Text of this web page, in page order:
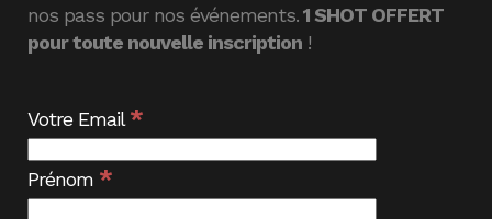
nos pass pour nos événements.1 SHOT OFFERT
pour toute nouvelle inscription !
Votre Email*
Prénom *